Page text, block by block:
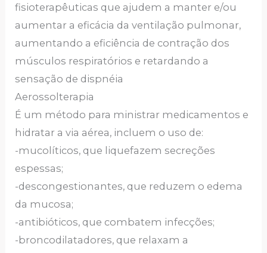
fisioterapêuticas que ajudem a manter e/ou
aumentar a eficácia da ventilação pulmonar,
aumentando a eficiência de contração dos
músculos respiratórios e retardando a
sensação de dispnéia
Aerossolterapia
É um método para ministrar medicamentos e
hidratar a via aérea, incluem o uso de:
-mucolíticos, que liquefazem secreções
espessas;
-descongestionantes, que reduzem o edema
da mucosa;
-antibióticos, que combatem infecções;
-broncodilatadores, que relaxam a